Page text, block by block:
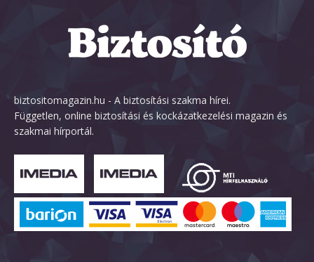
biztositomagazin.hu - A biztosítási szakma hírei.
Független, online biztosítási és kockázatkezelési magazin és
szakmai hírportál.